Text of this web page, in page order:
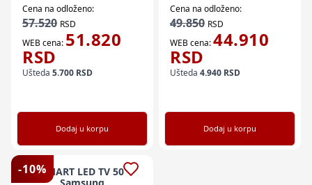
remote/frameless/Android
14/GaiaOS 4.0
Cena na odloženo:
57.520 RSD
WEB cena: 51.820
RSD
Ušteda 5.700 RSD
Dodaj u korpu
Cena na odloženo:
49.850 RSD
WEB cena:44.910
RSD
Ušteda 4.940 RSD
Dodaj u korpu
-10%SMART LED TV 50